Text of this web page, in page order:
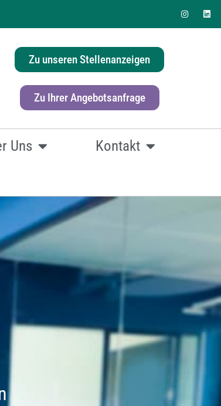
Zu unseren Stellenanzeigen
Zu Ihrer Angebotsanfrage
Uns
Kontakt
für Ihr Büro?